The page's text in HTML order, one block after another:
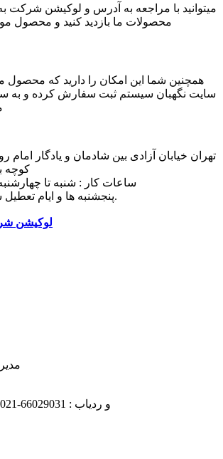
میتوانید با مراجعه به آدرس و لوکیشن
محصولات ما بازدید کنید و محصول
همچنین شما این امکان را دارید که محصول
سایت نگهبان سیستم ثبت سفارش کرده و به
تهران خیابان آزادی بین شادمان و یادگار
کوچه
پنجشنبه ها و ایام تعطیل شرکت تعطیل است.
لوکیشن
مدیریت :
تلفن پشتیبانی GPS و ردیاب : 66029031-021